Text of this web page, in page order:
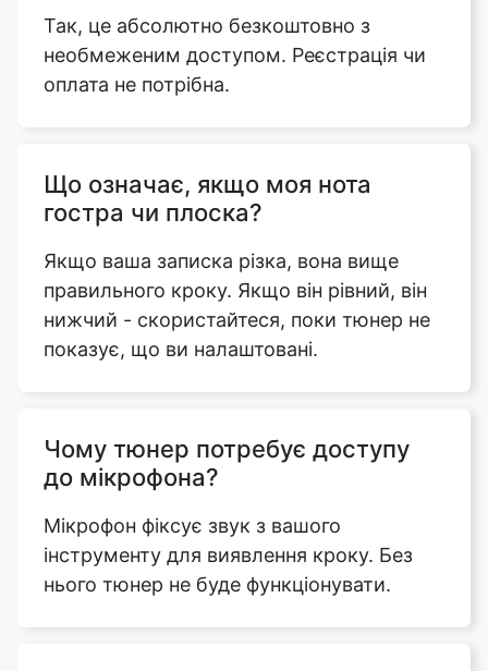
Так, це абсолютно безкоштовно з
необмеженим доступом. Реєстрація чи
оплата не потрібна.
Що означає, якщо моя нота
гостра чи плоска?
Якщо ваша записка різка, вона вище
правильного кроку. Якщо він рівний, він
нижчий - скористайтеся, поки тюнер не
показує, що ви налаштовані.
Чому тюнер потребує доступу
до мікрофона?
Мікрофон фіксує звук з вашого
інструменту для виявлення кроку. Без
нього тюнер не буде функціонувати.